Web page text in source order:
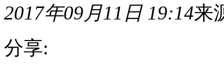
2017年09月11日 19:14来
分享: